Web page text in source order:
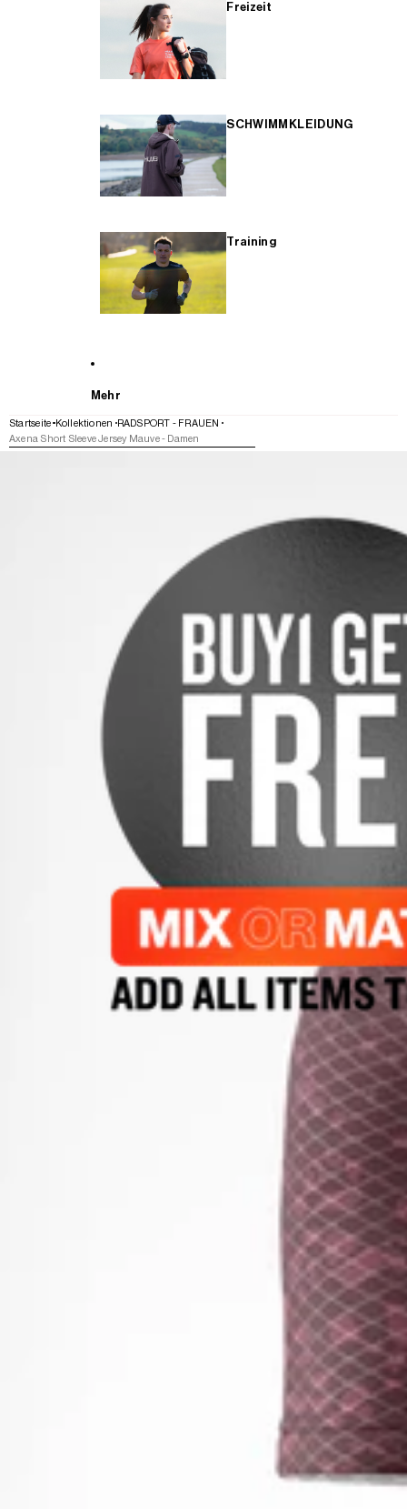
Freizeit
SCHWIMMKLEIDUNG
Training
Mehr
Startseite Kollektionen RADSPORT - FRAUEN
Axena Short Sleeve Jersey Mauve - Damen
WEITER ZU DEN PRODUKTINFORMATIONEN